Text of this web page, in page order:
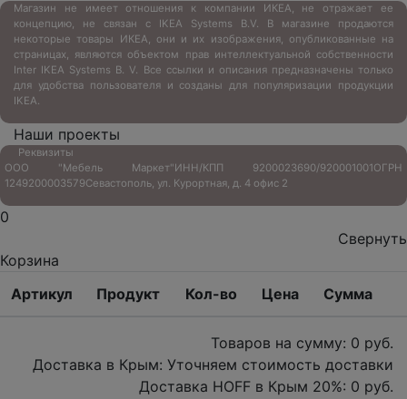
Магазин не имеет отношения к компании ИКЕА, не отражает ее
концепцию, не связан с IKEA Systems B.V. В магазине продаются
некоторые товары ИКЕА, они и их изображения, опубликованные на
страницах, являются объектом прав интеллектуальной собственности
Inter IKEA Systems B. V. Все ссылки и описания предназначены только
для удобства пользователя и созданы для популяризации продукции
IKEA.
Наши проекты
Реквизиты
ООО "Мебель Маркет"ИНН/КПП 9200023690/920001001ОГРН
1249200003579Севастополь, ул. Курортная, д. 4 офис 2
0
Свернуть
Корзина
Артикул
Продукт Кол-во Цена Сумма
Товаров на сумму: 0 руб.
Доставка в Крым: Уточняем стоимость доставки
Доставка HOFF в Крым 20%: 0 руб.